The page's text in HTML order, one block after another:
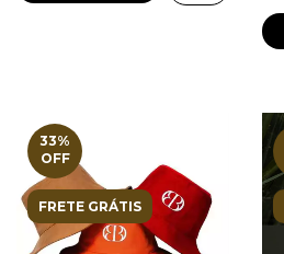
33%
OFF
FRETE GRÁTIS